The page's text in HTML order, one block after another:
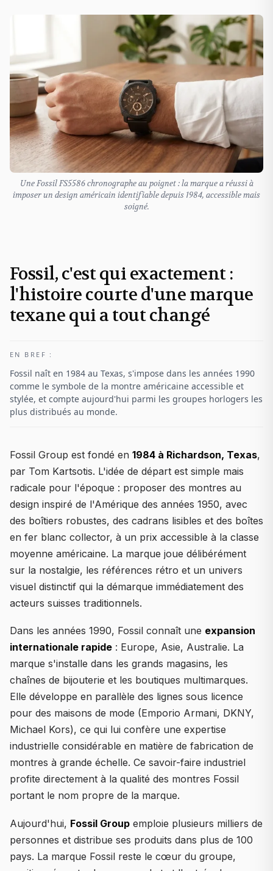
Une Fossil FS5586 chronographe au poignet : la marque a réussi à
imposer un design américain identifiable depuis 1984, accessible mais
soigné.
Fossil, c'est qui exactement :
l'histoire courte d'une marque
texane qui a tout changé
EN BREF :
Fossil naît en 1984 au Texas, s'impose dans les années 1990
comme le symbole de la montre américaine accessible et
stylée, et compte aujourd'hui parmi les groupes horlogers les
plus distribués au monde.
Fossil Group est fondé en 1984 à Richardson, Texas,
par Tom Kartsotis. L'idée de départ est simple mais
radicale pour l'époque : proposer des montres au
design inspiré de l'Amérique des années 1950, avec
des boîtiers robustes, des cadrans lisibles et des boîtes
en fer blanc collector, à un prix accessible à la classe
moyenne américaine. La marque joue délibérément
sur la nostalgie, les références rétro et un univers
visuel distinctif qui la démarque immédiatement des
acteurs suisses traditionnels.
Dans les années 1990, Fossil connaît une expansion
internationale rapide : Europe, Asie, Australie. La
marque s'installe dans les grands magasins, les
chaînes de bijouterie et les boutiques multimarques.
Elle développe en parallèle des lignes sous licence
pour des maisons de mode (Emporio Armani, DKNY,
Michael Kors), ce qui lui confère une expertise
industrielle considérable en matière de fabrication de
montres à grande échelle. Ce savoir-faire industriel
profite directement à la qualité des montres Fossil
portant le nom propre de la marque.
Aujourd'hui, Fossil Group emploie plusieurs milliers de
personnes et distribue ses produits dans plus de 100
pays. La marque Fossil reste le cœur du groupe,